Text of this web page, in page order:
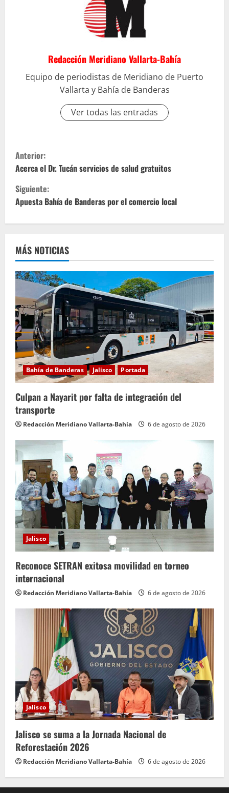
Redacción Meridiano Vallarta-Bahía
Equipo de periodistas de Meridiano de Puerto
Vallarta y Bahía de Banderas
Ver todas las entradas
S
i
g
l
e
y
e
n
d
o
Anterior:
Acerca el Dr. Tucán servicios de salud gratuitos
Siguiente:
Apuesta Bahía de Banderas por el comercio local
MÁS NOTICIAS
Bahía de Banderas Jalisco Portada
Culpan a Nayarit por falta de integración del
transporte
Redacción Meridiano Vallarta-Bahía 6 de agosto de 2026
Jalisco
Reconoce SETRAN exitosa movilidad en torneo
internacional
Redacción Meridiano Vallarta-Bahía 6 de agosto de 2026
Jalisco
Jalisco se suma a la Jornada Nacional de
Reforestación 2026
Redacción Meridiano Vallarta-Bahía 6 de agosto de 2026